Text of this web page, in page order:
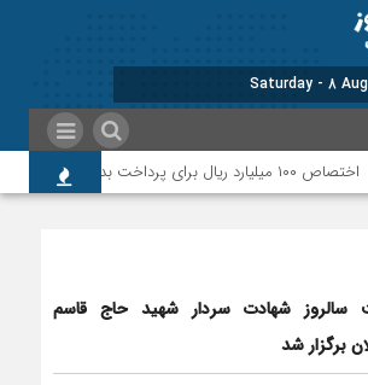
اختصاص ۱۰۰ میلیارد ریال برای پرداخت بدهی‌های دارویی و ارتقای حوزه سلامت پلدختر
سالروز شهادت سردار شهید حاج قاسم
برگزار شد